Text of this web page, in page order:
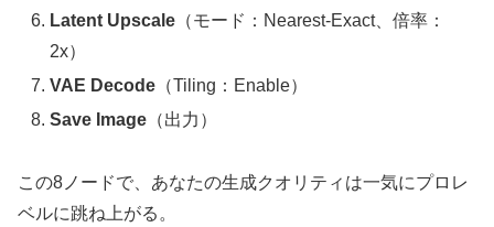
Latent Upscale （モード：Nearest-Exact、倍率：
2x）
VAE Decode （Tiling：Enable）
Save Image （出力）
この8ノードで、あなたの生成クオリティは一気にプロレ
ベルに跳ね上がる。